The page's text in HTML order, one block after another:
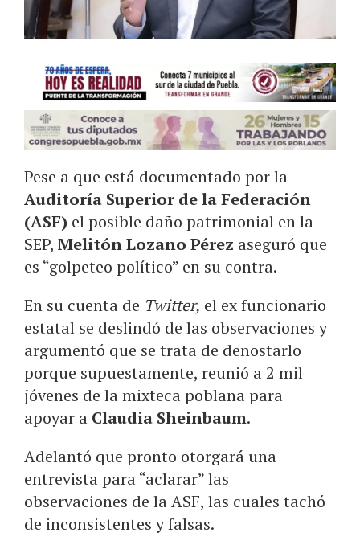
Pese a que está documentado por la
Auditoría Superior de la Federación
(ASF) el posible daño patrimonial en la
SEP, Melitón Lozano Pérez aseguró que
es “golpeteo político” en su contra.
En su cuenta de Twitter, el ex funcionario
estatal se deslindó de las observaciones y
argumentó que se trata de denostarlo
porque supuestamente, reunió a 2 mil
jóvenes de la mixteca poblana para
apoyar a Claudia Sheinbaum.
Adelantó que pronto otorgará una
entrevista para “aclarar” las
observaciones de la ASF, las cuales tachó
de inconsistentes y falsas.